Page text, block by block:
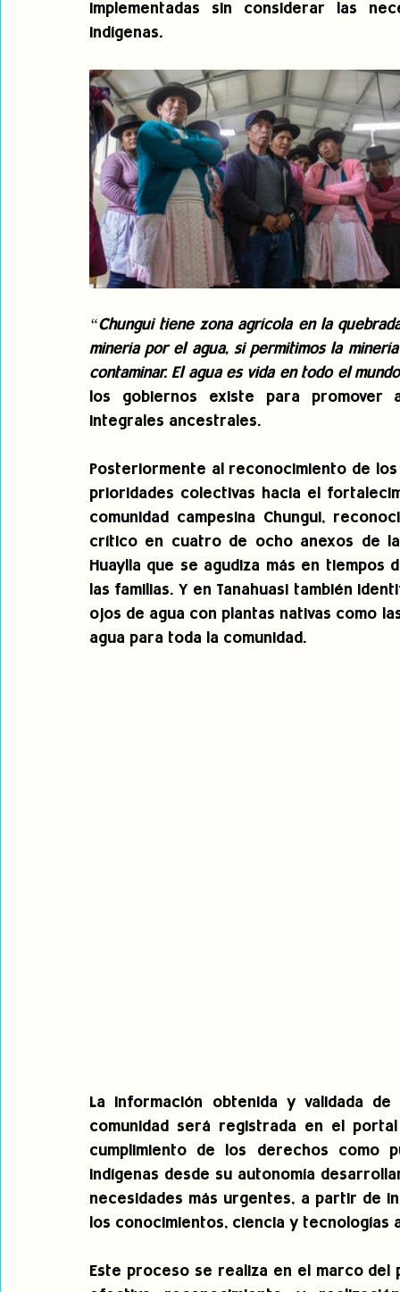
implementadas sin considerar las
indígenas.
“Chungui tiene zona agrícola en la
minería por el agua, si permitimos la
contaminar. El agua es vida en todo el
los gobiernos existe para promover
integrales ancestrales.
Posteriormente al reconocimiento de
prioridades colectivas hacia el
comunidad campesina Chungui,
crítico en cuatro de ocho anexos de la
Huaylla que se agudiza más en
las familias. Y en Tanahuasi también
ojos de agua con plantas nativas como
agua para toda la comunidad.
La información obtenida y validada
comunidad será registrada en el
cumplimiento de los derechos como
indígenas desde su autonomía
necesidades más urgentes, a partir de
los conocimientos, ciencia y tecnologías
Este proceso se realiza en el marco del